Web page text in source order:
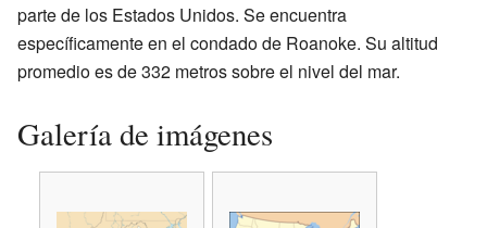
parte de los Estados Unidos. Se encuentra
específicamente en el condado de Roanoke. Su altitud
promedio es de 332 metros sobre el nivel del mar.
Galería de imágenes